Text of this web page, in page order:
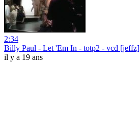
2:34
Billy Paul - Let 'Em In - totp2 - vcd [jeffz]
il y a 19 ans